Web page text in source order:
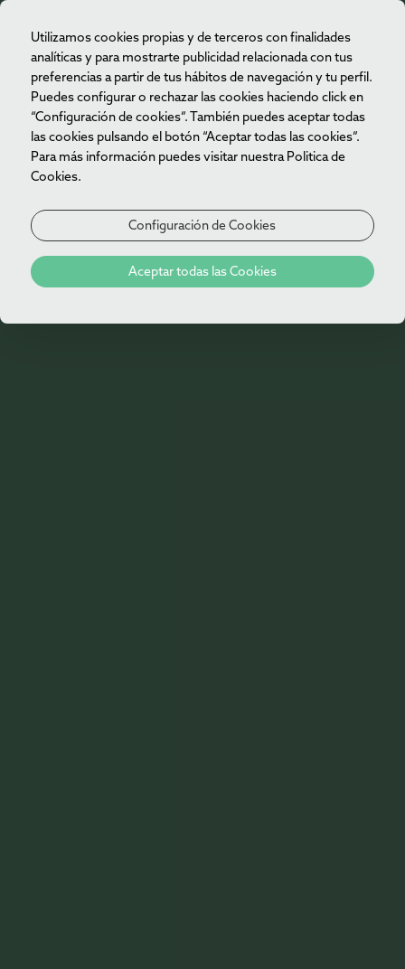
Utilizamos cookies propias y de terceros con finalidades
analíticas y para mostrarte publicidad relacionada con tus
preferencias a partir de tus hábitos de navegación y tu perfil.
Puedes configurar o rechazar las cookies haciendo click en
“Configuración de cookies”. También puedes aceptar todas
las cookies pulsando el botón “Aceptar todas las cookies”.
Para más información puedes visitar nuestra Politica de
Cookies.
Configuración de Cookies
Aceptar todas las Cookies